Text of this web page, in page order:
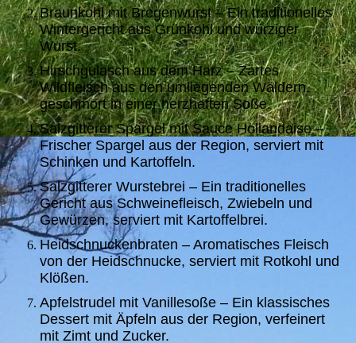
Braunkohl mit Bregenwurst – Ein traditionelles
Wintergericht aus Grünkohl und würziger
Wurst.
Hirschgulasch aus dem Harz – Zartes
Wildfleisch aus den umliegenden Wäldern,
geschmort in einer herzhaften Soße.
Salzgitterer Spargel mit Sauce Hollandaise –
Frischer Spargel aus der Region, serviert mit
Schinken und Kartoffeln.
Salzgitterer Wurstebrei – Ein traditionelles
Gericht aus Schweinefleisch, Zwiebeln und
Gewürzen, serviert mit Kartoffelbrei.
Heidschnuckenbraten – Aromatisches Fleisch
von der Heidschnucke, serviert mit Rotkohl und
Klößen.
Apfelstrudel mit Vanillesoße – Ein klassisches
Dessert mit Äpfeln aus der Region, verfeinert
mit Zimt und Zucker.